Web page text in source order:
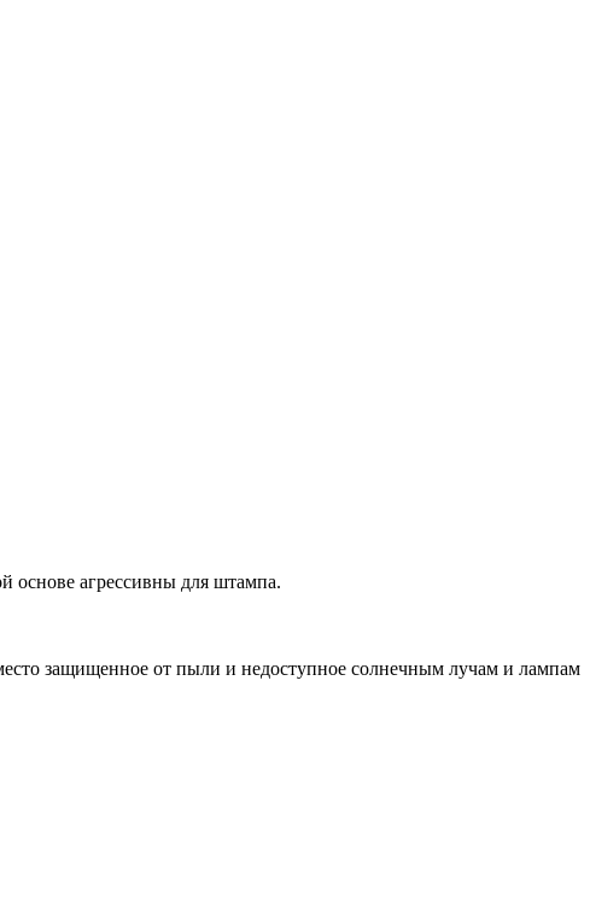
основе агрессивны для штампа.
защищенное от пыли и недоступное солнечным лучам и лампам